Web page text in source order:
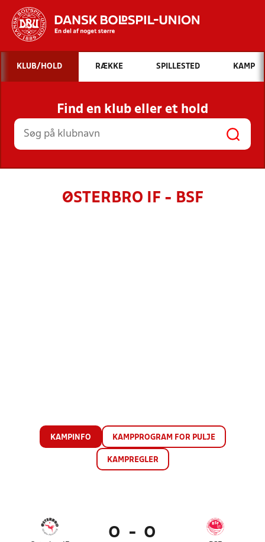
Hvad vil du søge efter?
INDHOLD OG NYHEDER
STILLINGER, RESULTATER, KLUBBER OG
HOLD
KLUB/HOLD RÆKKE SPILLESTED KAMP
Find en klub eller et hold
ØSTERBRO IF - BSF
KAMPINFO KAMPPROGRAM FOR PULJE
KAMPREGLER
0 - 0